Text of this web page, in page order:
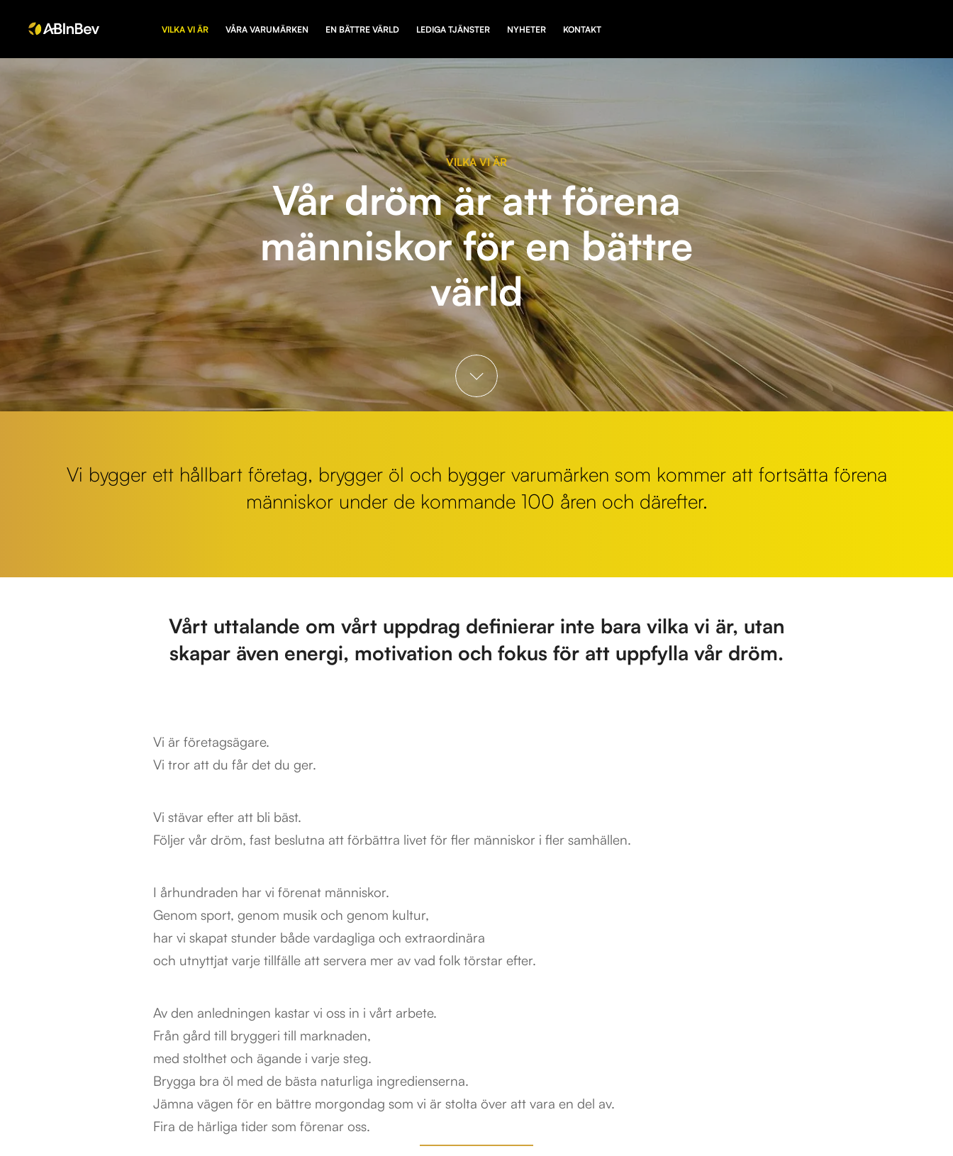
VILKA VI ÄR VÅRA VARUMÄRKEN EN BÄTTRE VÄRLD LEDIGA TJÄNSTER NYHETER KONTAKT
VILKA VI ÄR
Vår dröm är att förena
människor för en bättre
värld
Vi bygger ett hållbart företag, brygger öl och bygger varumärken som kommer att fortsätta förena
människor under de kommande 100 åren och därefter.
Vårt uttalande om vårt uppdrag definierar inte bara vilka vi är, utan
skapar även energi, motivation och fokus för att uppfylla vår dröm.
Vi är företagsägare.
Vi tror att du får det du ger.
Vi stävar efter att bli bäst.
Följer vår dröm, fast beslutna att förbättra livet för fler människor i fler samhällen.
I århundraden har vi förenat människor.
Genom sport, genom musik och genom kultur,
har vi skapat stunder både vardagliga och extraordinära
och utnyttjat varje tillfälle att servera mer av vad folk törstar efter.
Av den anledningen kastar vi oss in i vårt arbete.
Från gård till bryggeri till marknaden,
med stolthet och ägande i varje steg.
Brygga bra öl med de bästa naturliga ingredienserna.
Jämna vägen för en bättre morgondag som vi är stolta över att vara en del av.
Fira de härliga tider som förenar oss.